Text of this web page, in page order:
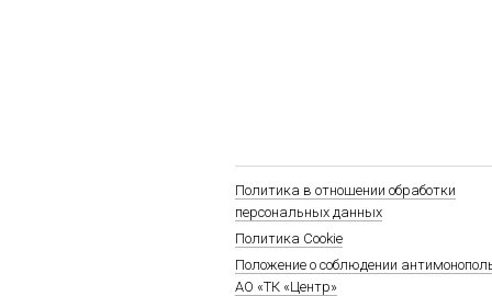
Политика в отношении обработки
персональных данных
Политика Cookie
Положение о соблюдении
АО «ТК «Центр»